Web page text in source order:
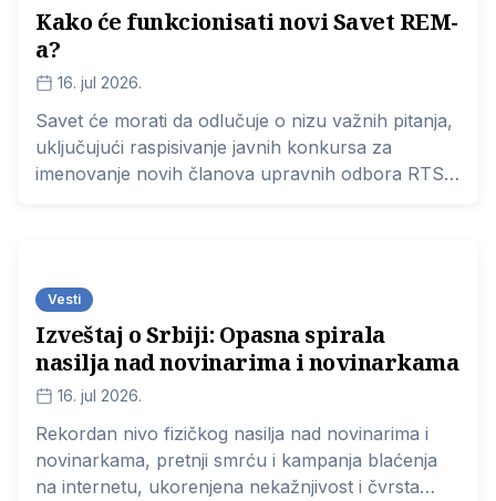
Kako će funkcionisati novi Savet REM-
a?
16. jul 2026.
Savet će morati da odlučuje o nizu važnih pitanja,
uključujući raspisivanje javnih konkursa za
imenovanje novih članova upravnih odbora RTS-
Vesti
Izveštaj o Srbiji: Opasna spirala
nasilja nad novinarima i novinarkama
16. jul 2026.
Rekordan nivo fizičkog nasilja nad novinarima i
novinarkama, pretnji smrću i kampanja blaćenja
na internetu, ukorenjena nekažnjivost i čvrsta